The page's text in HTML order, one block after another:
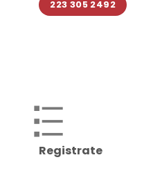
223 305 2492
Registrate